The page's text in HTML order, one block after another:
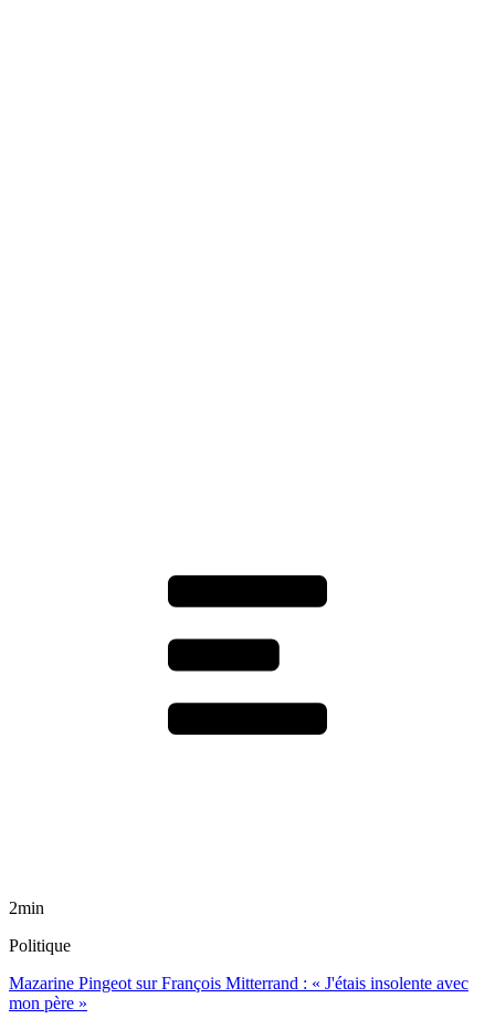
2min
Politique
Mazarine Pingeot sur François Mitterrand : « J'étais insolente avec
mon père »